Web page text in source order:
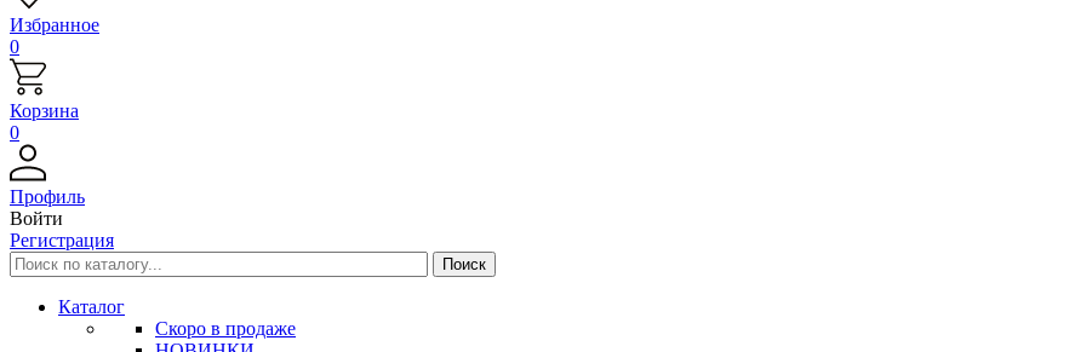
Избранное
0
Корзина
0
Профиль
Войти
Регистрация
Каталог
Скоро в продаже